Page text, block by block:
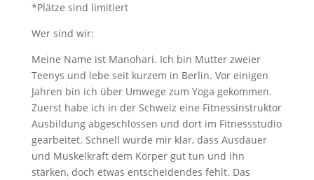
*Plätze sind limitiert
Wer sind wir:
Meine Name ist Manohari. Ich bin Mutter zweier
Teenys und lebe seit kurzem in Berlin. Vor einigen
Jahren bin ich über Umwege zum Yoga gekommen.
Zuerst habe ich in der Schweiz eine Fitnessinstruktor
Ausbildung abgeschlossen und dort im Fitnessstudio
gearbeitet. Schnell wurde mir klar, dass Ausdauer
und Muskelkraft dem Körper gut tun und ihn
stärken, doch etwas entscheidendes fehlt. Das